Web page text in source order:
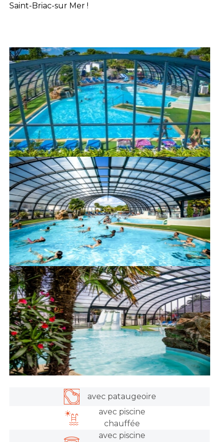
Saint-Briac-sur Mer !
avec pataugeoire
avec piscine
chauffée
avec piscine